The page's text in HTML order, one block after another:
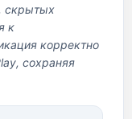
скрытых
к
корректно
сохраняя